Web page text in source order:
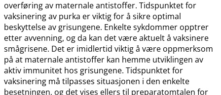
overføring av maternale antistoffer. Tidspunktet for
vaksinering av purka er viktig for å sikre optimal
beskyttelse av grisungene. Enkelte sykdommer opptrer
etter avvenning, og da kan det være aktuelt å vaksinere
smågrisene. Det er imidlertid viktig å være oppmerksom
på at maternale antistoffer kan hemme utviklingen av
aktiv immunitet hos grisungene. Tidspunktet for
vaksinering må tilpasses situasjonen i den enkelte
besetningen, og det vises ellers til preparatomtalen for